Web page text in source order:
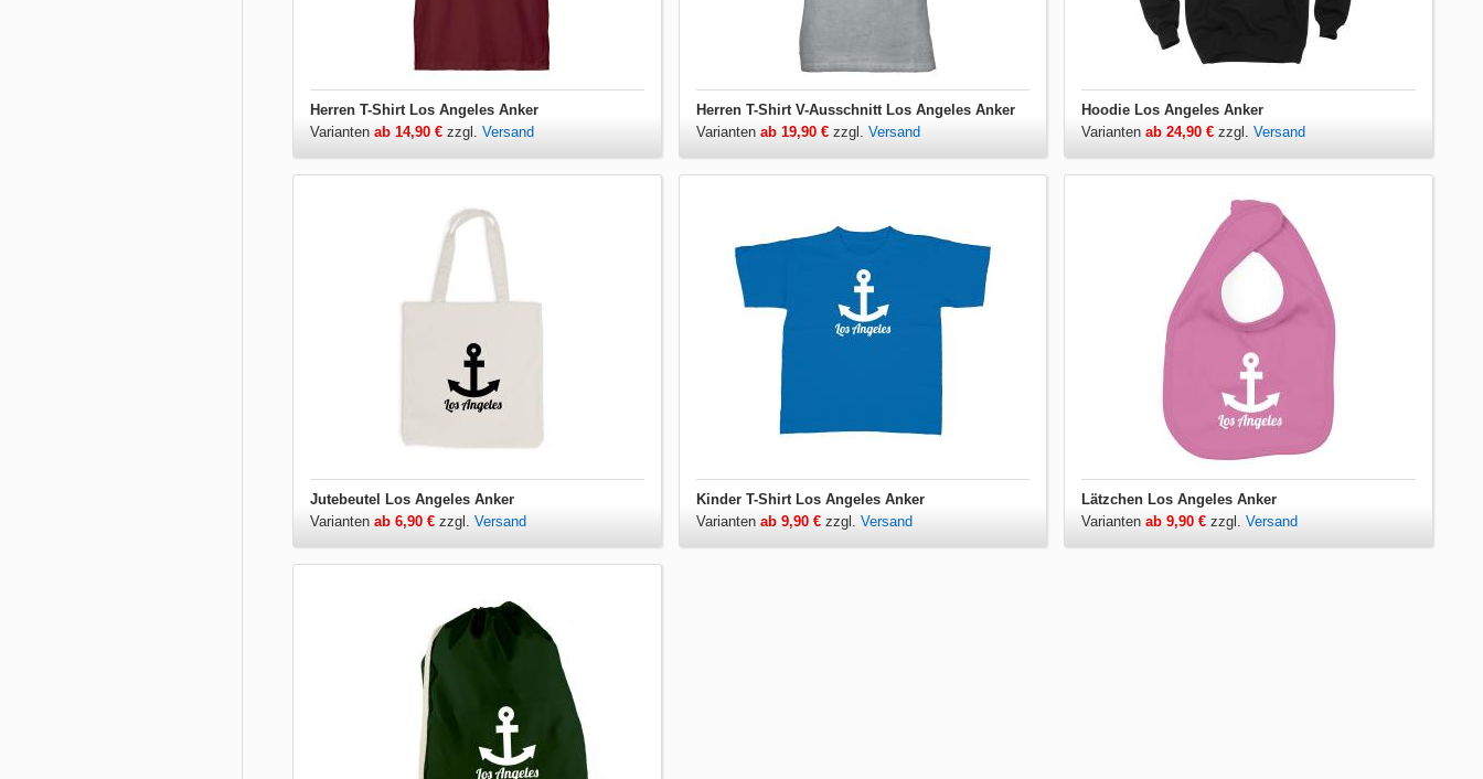
Herren T-Shirt Los Angeles Anker
Varianten ab 14,90 € zzgl. Versand
Herren T-Shirt V-Ausschnitt Los Angeles Anker
Varianten ab 19,90 €zzgl. Versand
Hoodie Los Angeles Anker
Variantenab 24,90 € zzgl.Versand
Jutebeutel Los Angeles Anker
Varianten ab 6,90 € zzgl. Versand
Kinder T-Shirt Los Angeles Anker
Varianten ab 9,90 €zzgl. Versand
Lätzchen Los Angeles Anker
Variantenab 9,90 € zzgl.Versand